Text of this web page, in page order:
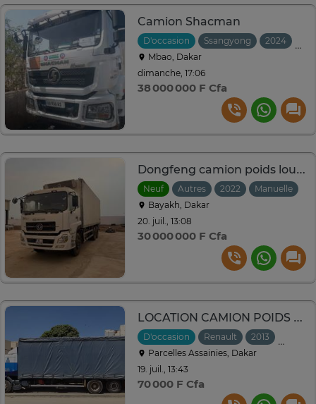
Camion Shacman
D'occasion Ssangyong 2024
Mbao, Dakar
dimanche, 17:06
38 000 000 F Cfa
Dongfeng camion poids lourd grande capacité blanc
Neuf Autres 2022
Manuelle
Bayakh, Dakar
20. juil., 13:08
30 000 000 F Cfa
LOCATION CAMION POIDS LOURD BACHE
D'occasion Renault 2013
Parcelles Assainies, Dakar
19. juil., 13:43
70 000 F Cfa